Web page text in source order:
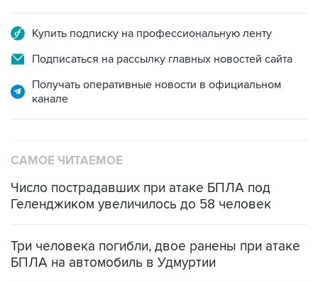
Купить подписку на профессиональную ленту
Подписаться на рассылку главных новостей сайта
Получать оперативные новости в официальном
канале
САМОЕ ЧИТАЕМОЕ
Число пострадавших при атаке БПЛА под
Геленджиком увеличилось до 58 человек
Три человека погибли, двое ранены при атаке
БПЛА на автомобиль в Удмуртии